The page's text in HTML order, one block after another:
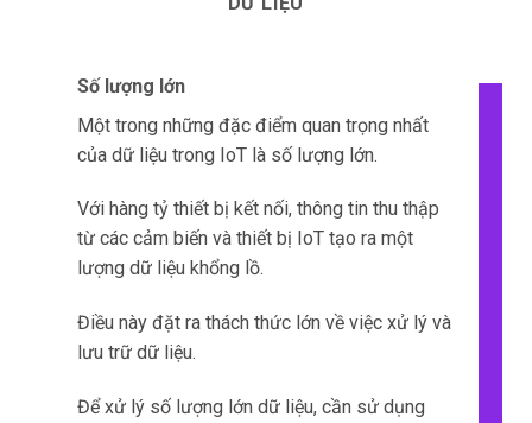
Tích hợp dữ liệu
Ứng dụng IoT là một hệ thống phức tạp gồm
nhiều thiết bị và cảm biến khác nhau được kết